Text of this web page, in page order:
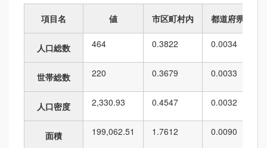
項目名 値 市区町村内 都道府県内
人口総数 464 0.3822 0.0034
世帯総数 220 0.3679 0.0033
人口密度 2,330.93 0.4547 0.0032
面積 199,062.51 1.7612 0.0090